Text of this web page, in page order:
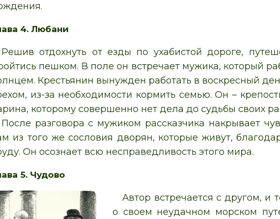
4. Любани
Решив отдохнуть от езды по ухабистой дороге,
пешком. В поле он встречает мужика, который
Крестьянин вынужден работать в воскресный
из-за необходимости кормить семью. Он –
которому совершенно нет дела до судьбы своих
После разговора с мужиком рассказчика накрывает
из того же сословия дворян, которые живут,
Он осознает всю несправедливость этого мира.
5. Чудово
Автор встречается с другом, и
о своем неудачном морском